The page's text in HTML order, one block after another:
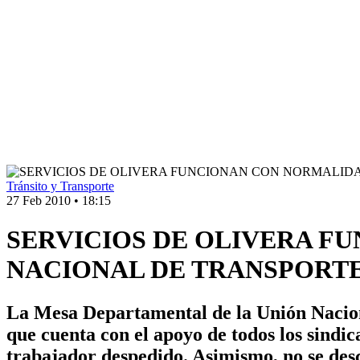
Tránsito y Transporte
27 Feb 2010 • 18:15
SERVICIOS DE OLIVERA
NACIONAL DE
La Mesa Departamental de la Unión
que cuenta con el apoyo de todos los